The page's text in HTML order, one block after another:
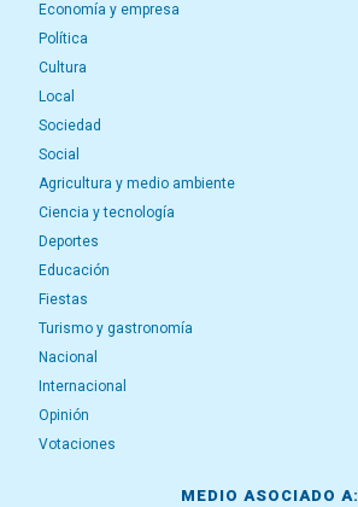
Economía y empresa
Política
Cultura
Local
Sociedad
Social
Agricultura y medio ambiente
Ciencia y tecnología
Deportes
Educación
Fiestas
Turismo y gastronomía
Nacional
Internacional
Opinión
Votaciones
MEDIO ASOCIADO A: